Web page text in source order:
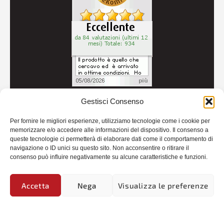
Gestisci Consenso
Per fornire le migliori esperienze, utilizziamo tecnologie come i cookie per
memorizzare e/o accedere alle informazioni del dispositivo. Il consenso a
queste tecnologie ci permetterà di elaborare dati come il comportamento di
navigazione o ID unici su questo sito. Non acconsentire o ritirare il
consenso può influire negativamente su alcune caratteristiche e funzioni.
Accetta Nega Visualizza le preferenze
Credits